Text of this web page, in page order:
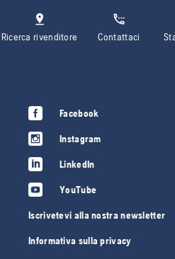
Ricerca rivenditore Contattaci
Facebook
Instagram
LinkedIn
YouTube
Iscrivetevi alla nostra newsletter
Informativa sulla privacy